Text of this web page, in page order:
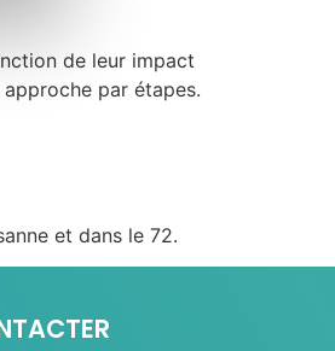
de leur impact
par étapes.
et dans le 72.